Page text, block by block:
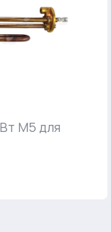
M5 для